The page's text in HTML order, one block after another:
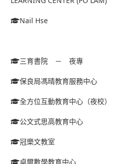
Nail Hse
三育書院 － 夜專
保良局馮晴教育服務中心
全方位互動教育中心（夜校）
公文式思高教育中心
冠樂文教室
卓爾數學教育中心